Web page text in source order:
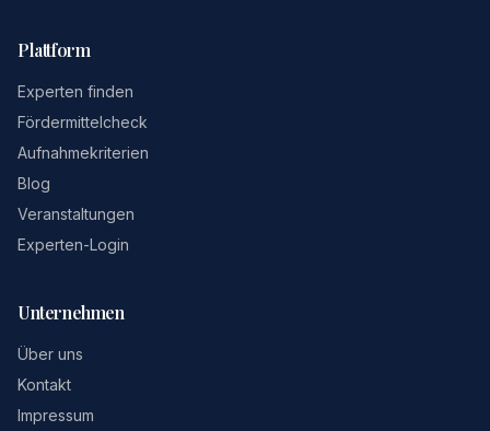
Plattform
Experten finden
Fördermittelcheck
Aufnahmekriterien
Blog
Veranstaltungen
Experten-Login
Unternehmen
Über uns
Kontakt
Impressum